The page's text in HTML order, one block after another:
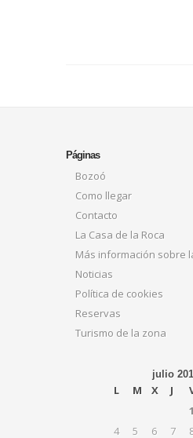
Páginas
Bozoó
Como llegar
Contacto
La Casa de la Roca
Más información sobre
Noticias
Política de cookies
Reservas
Turismo de la zona
julio
L M X J
1
4
5 6 7